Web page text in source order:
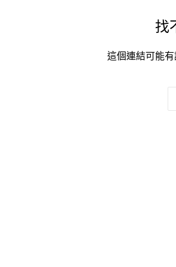
找
這個連結可能